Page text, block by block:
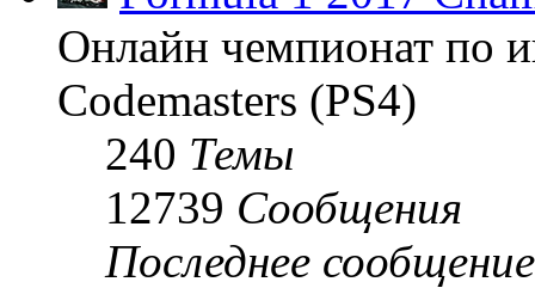
Онлайн чемпионат по
Codemasters (PS4)
240 Темы
12739 Сообщения
Последнее сообщение